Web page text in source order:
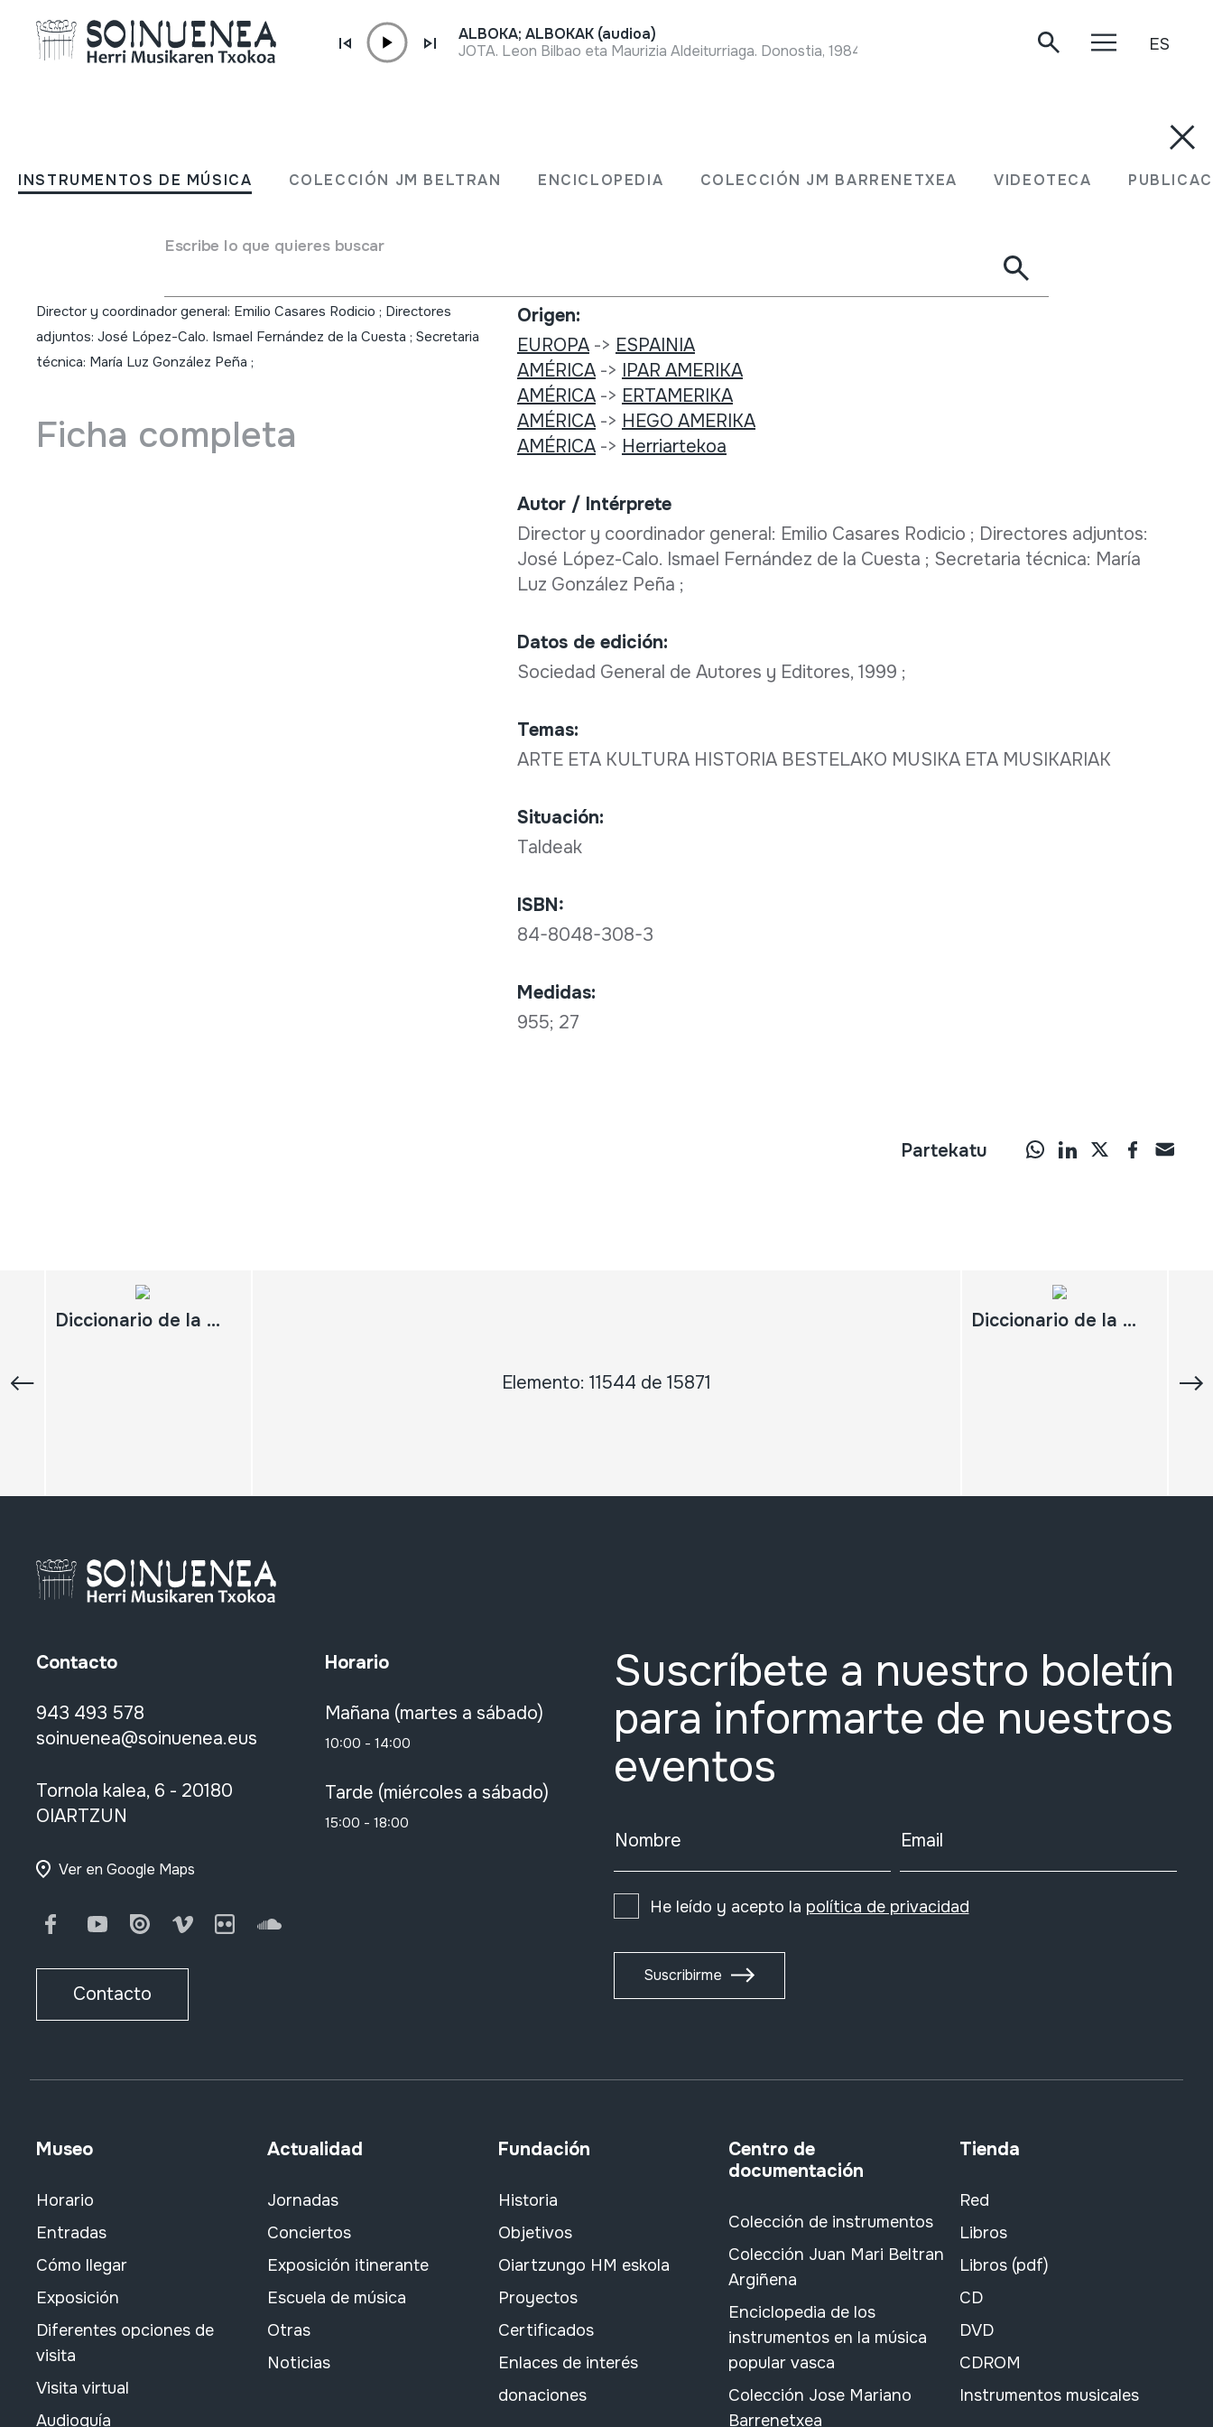
INSTRUMENTOS DE MÚSICA COLECCIÓN JM BELTRAN ENCICLOPEDIA COLECCIÓN JM BARRENETXEA VIDEOTECA
Escribe lo que quieres buscar
ALBOKA; ALBOKAK (audioa)
JOTA. Leon Bilbao eta Maurizia Aldeiturriaga. Donostia, 1984.
ES
Diccionario de la Música
Tomo V. Faura-Guataca ;
Director y coordinador general: Emilio Casares Rodicio ; Directores
adjuntos: José López-Calo. Ismael Fernández de la Cuesta ; Secretaria
técnica: María Luz González Peña ;
Ficha completa
Biblioteca
Origen:
EUROPA-> ESPAINIA
AMÉRICA-> IPAR AMERIKA
AMÉRICA-> ERTAMERIKA
AMÉRICA-> HEGO AMERIKA
AMÉRICA-> Herriartekoa
Autor / Intérprete
Director y coordinador general: Emilio Casares Rodicio ; Directores adjuntos:
José López-Calo. Ismael Fernández de la Cuesta ; Secretaria técnica: María
Luz González Peña ;
Datos de edición:
Sociedad General de Autores y Editores, 1999 ;
Temas:
ARTE ETA KULTURA HISTORIA BESTELAKO MUSIKA ETA MUSIKARIAK
Situación:
Taldeak
ISBN:
84-8048-308-3
Medidas:
955; 27
Partekatu
Elemento: 11544 de 15871
Diccionario de la Música Española e Hispanoamericana. Tomo VI. Guatemala-Lysy ; Diccionario de la Música Española e Hispanoamericana. Tomo IV. Corella-Fattoruso ;
Contacto
943 493 578
soinuenea@soinuenea.eus
Tornola kalea, 6 - 20180
OIARTZUN
Ver en Google Maps
FacebookYoutubeIssuu Vimeo FlickrSoundCloud
Contacto
Horario
Mañana (martes a sábado)
10:00 - 14:00
Tarde (miércoles a sábado)
15:00 - 18:00
Suscríbete a nuestro boletín
para informarte de nuestros
eventos
Nombre Email
He leído y acepto la política de privacidad
Suscribirme
Museo
Horario
Entradas
Cómo llegar
Exposición
Diferentes opciones de
visita
Visita virtual
Audioguía
Actualidad
Jornadas
Conciertos
Exposición itinerante
Escuela de música
Otras
Noticias
Fundación
Historia
Objetivos
Oiartzungo HM eskola
Proyectos
Certificados
Enlaces de interés
donaciones
Centro de
documentación
Colección de instrumentos
Colección Juan Mari Beltran
Argiñena
Enciclopedia de los
instrumentos en la música
popular vasca
Colección Jose Mariano
Barrenetxea
Tienda
Red
Libros
Libros (pdf)
CD
DVD
CDROM
Instrumentos musicales